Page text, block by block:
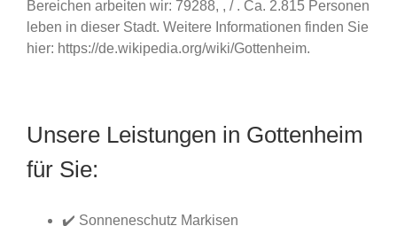
Bereichen arbeiten wir: 79288, , / . Ca. 2.815 Personen
leben in dieser Stadt. Weitere Informationen finden Sie
hier: https://de.wikipedia.org/wiki/Gottenheim.
Unsere Leistungen in Gottenheim
für Sie:
✔️ Sonneneschutz Markisen